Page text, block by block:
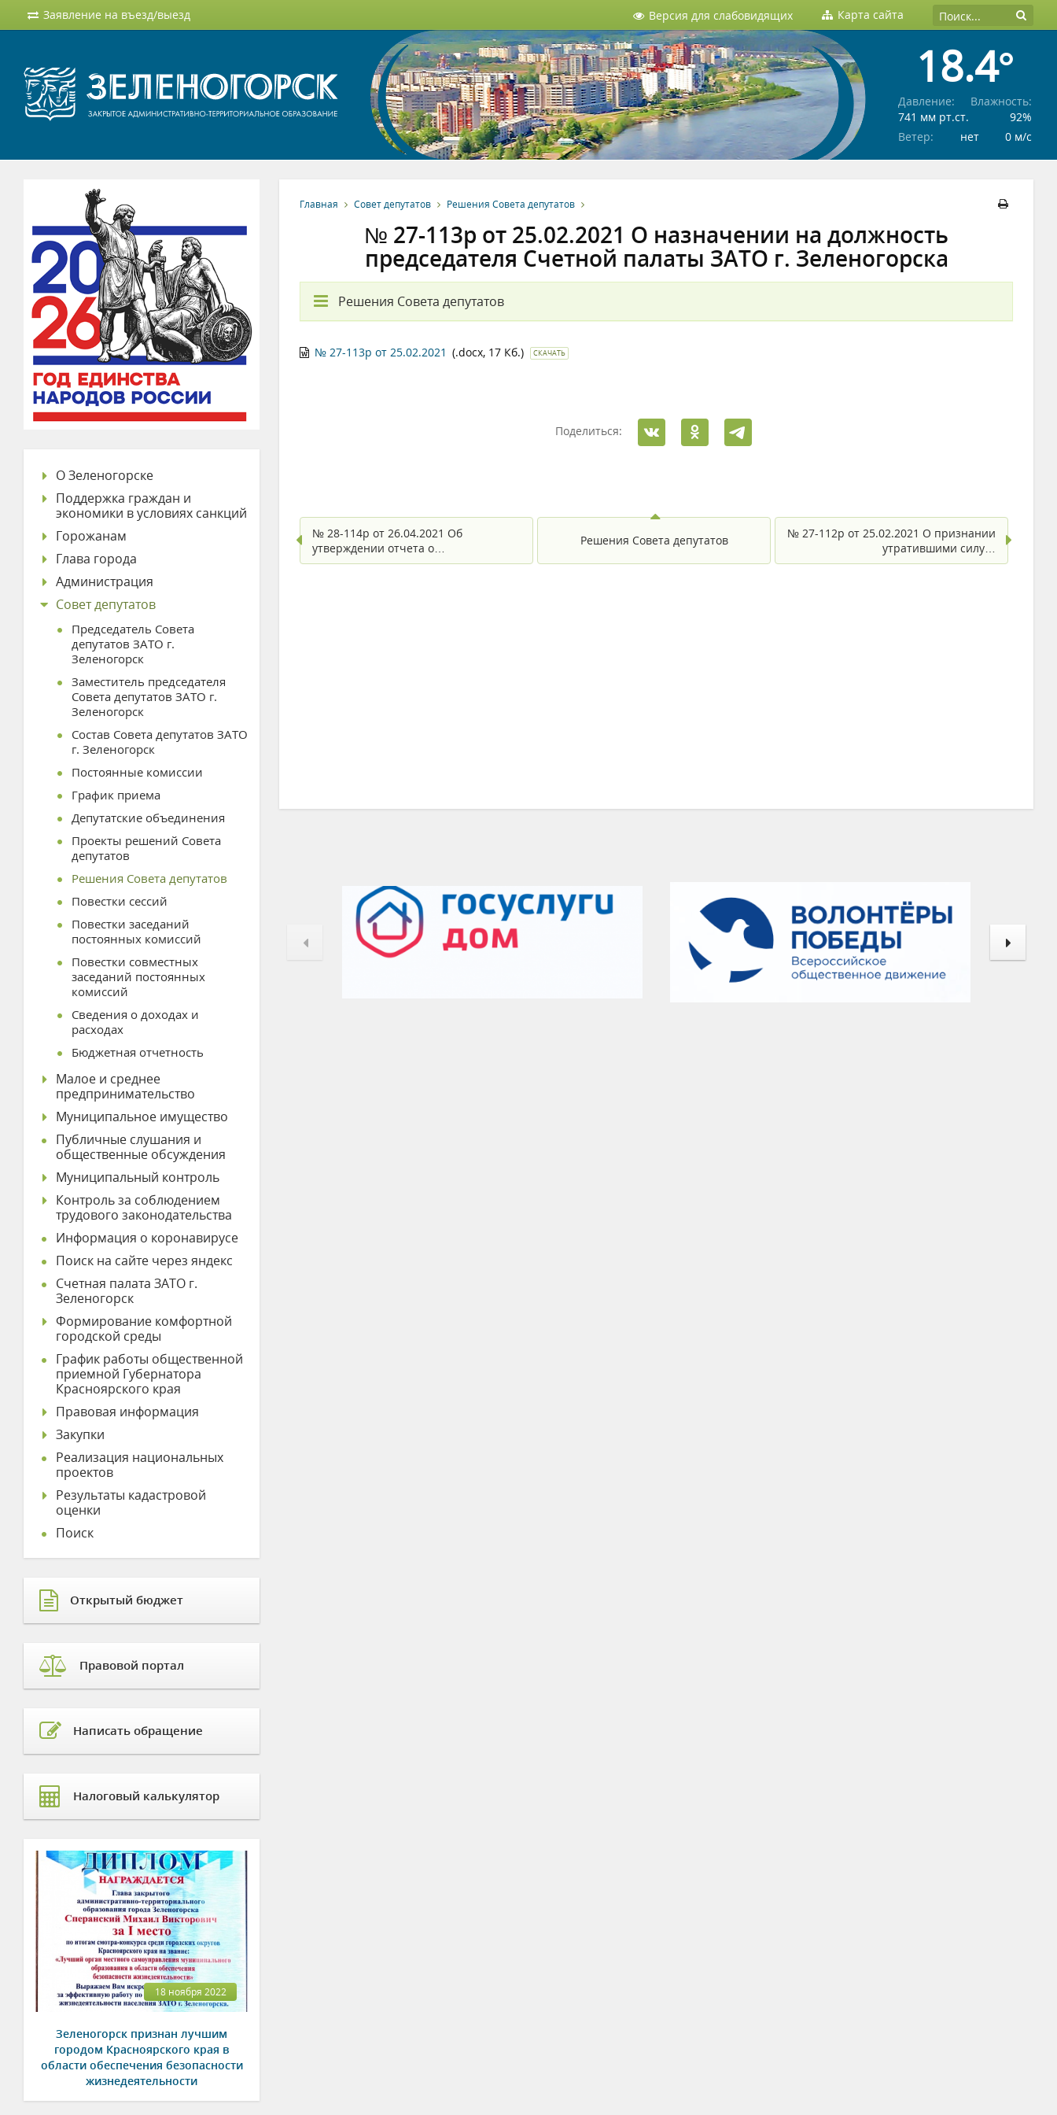
Заявление на въезд/выезд Версия для слабовидящих Карта сайта
18.4°
Давление:
741 мм рт.ст.
Влажность:
92%
Ветер:
нет 0 м/c
Главная Совет депутатов Решения Совета депутатов
№ 27-113р от 25.02.2021 О назначении на должность
председателя Счетной палаты ЗАТО г. Зеленогорска
Решения Совета депутатов
№ 27-113р от 25.02.2021 (.docx, 17 Кб.) СКАЧАТЬ
Поделиться:
№ 28-114р от 26.04.2021 Об
утверждении отчета о…
Решения Совета депутатов
№ 27-112р от 25.02.2021 О признании
утратившими силу…
О Зеленогорске
Поддержка граждан и
экономики в условиях санкций
Горожанам
Глава города
Администрация
Совет депутатов
Председатель Совета
депутатов ЗАТО г.
Зеленогорск
Заместитель председателя
Совета депутатов ЗАТО г.
Зеленогорск
Состав Совета депутатов ЗАТО
г. Зеленогорск
Постоянные комиссии
График приема
Депутатские объединения
Проекты решений Совета
депутатов
Решения Совета депутатов
Повестки сессий
Повестки заседаний
постоянных комиссий
Повестки совместных
заседаний постоянных
комиссий
Сведения о доходах и
расходах
Бюджетная отчетность
Малое и среднее
предпринимательство
Муниципальное имущество
Публичные слушания и
общественные обсуждения
Муниципальный контроль
Контроль за соблюдением
трудового законодательства
Информация о коронавирусе
Поиск на сайте через яндекс
Счетная палата ЗАТО г.
Зеленогорск
Формирование комфортной
городской среды
График работы общественной
приемной Губернатора
Красноярского края
Правовая информация
Закупки
Реализация национальных
проектов
Результаты кадастровой
оценки
Поиск
Открытый бюджет
Правовой портал
Написать обращение
Налоговый калькулятор
18 ноября 2022
Зеленогорск признан лучшим
городом Красноярского края в
области обеспечения безопасности
жизнедеятельности